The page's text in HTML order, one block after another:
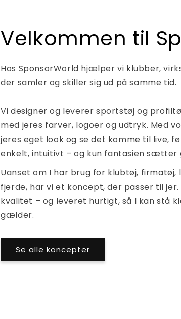
Velkommen til
Hos SponsorWorld hjælper vi klubber,
der samler og skiller sig ud på samme tid.
Vi designer og leverer sportstøj og
med jeres farver, logoer og udtryk. Med
jeres eget look og se det komme til live,
enkelt, intuitivt – og kun fantasien
Uanset om I har brug for klubtøj,
fjerde, har vi et koncept, der passer til
kvalitet – og leveret hurtigt, så I kan stå
gælder.
Se alle koncepter